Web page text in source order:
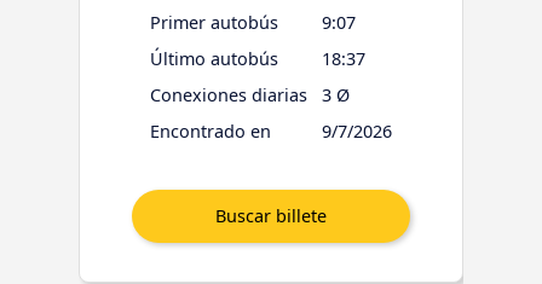
Primer autobús
9:07
Último autobús
18:37
Conexiones diarias
3 Ø
Encontrado en
9/7/2026